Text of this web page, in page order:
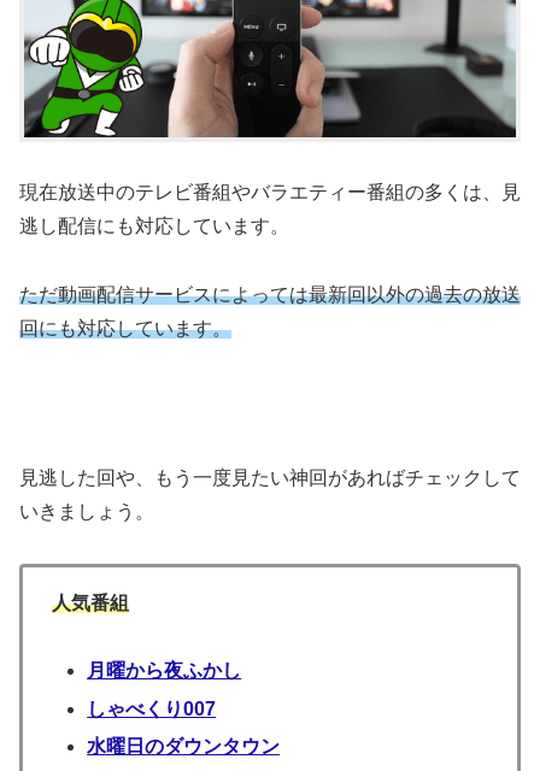
現在放送中のテレビ番組やバラエティー番組の多くは、見
逃し配信にも対応しています。
ただ動画配信サービスによっては最新回以外の過去の放送
回にも対応しています。
見逃した回や、もう一度見たい神回があればチェックして
いきましょう。
人気番組
月曜から夜ふかし
しゃべくり007
水曜日のダウンタウン